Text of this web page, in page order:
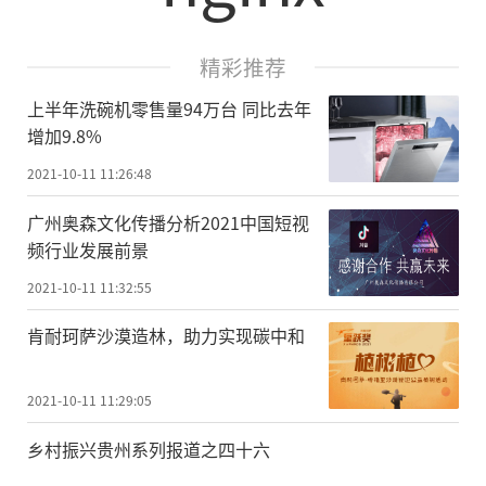
精彩推荐
上半年洗碗机零售量94万台 同比去年
增加9.8%
2021-10-11 11:26:48
广州奥森文化传播分析2021中国短视
频行业发展前景
2021-10-11 11:32:55
肯耐珂萨沙漠造林，助力实现碳中和
2021-10-11 11:29:05
乡村振兴贵州系列报道之四十六